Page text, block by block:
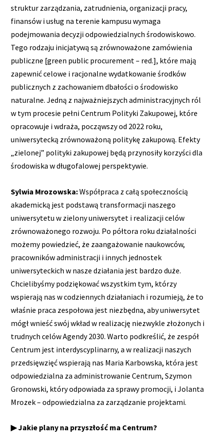
struktur zarządzania, zatrudnienia, organizacji pracy,
finansów i usług na terenie kampusu wymaga
podejmowania decyzji odpowiedzialnych środowiskowo.
Tego rodzaju inicjatywą są zrównoważone zamówienia
publiczne [green public procurement – red.], które mają
zapewnić celowe i racjonalne wydatkowanie środków
publicznych z zachowaniem dbałości o środowisko
naturalne. Jedną z najważniejszych administracyjnych ról
w tym procesie pełni Centrum Polityki Zakupowej, które
opracowuje i wdraża, począwszy od 2022 roku,
uniwersytecką zrównoważoną politykę zakupową. Efekty
„zielonej” polityki zakupowej będą przynosiły korzyści dla
środowiska w długofalowej perspektywie.
Sylwia Mrozowska:Współpraca z całą społecznością
akademicką jest podstawą transformacji naszego
uniwersytetu w zielony uniwersytet i realizacji celów
zrównoważonego rozwoju. Po półtora roku działalności
możemy powiedzieć, że zaangażowanie naukowców,
pracowników administracji i innych jednostek
uniwersyteckich w nasze działania jest bardzo duże.
Chcielibyśmy podziękować wszystkim tym, którzy
wspierają nas w codziennych działaniach i rozumieją, że to
właśnie praca zespołowa jest niezbędna, aby uniwersytet
mógł wnieść swój wkład w realizację niezwykle złożonych i
trudnych celów Agendy 2030. Warto podkreślić, że zespół
Centrum jest interdyscyplinarny, a w realizacji naszych
przedsięwzięć wspierają nas Maria Karbowska, która jest
odpowiedzialna za administrowanie Centrum, Szymon
Gronowski, który odpowiada za sprawy promocji, i Jolanta
Mrozek – odpowiedzialna za zarządzanie projektami.
▶ Jakie plany na przyszłość ma Centrum?